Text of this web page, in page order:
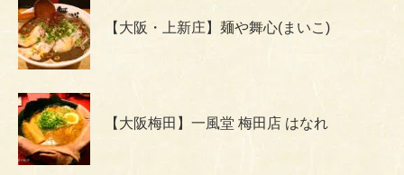
【大阪・上新庄】麺や舞心(まいこ)
【大阪梅田】一風堂 梅田店 はなれ